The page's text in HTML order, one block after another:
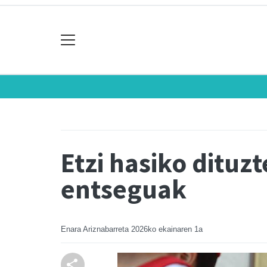
Etzi hasiko
entseguak
Enara Ariznabarreta 2026ko ekainaren 1a